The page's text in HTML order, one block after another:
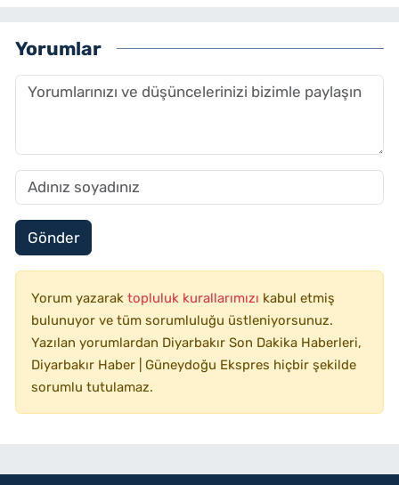
Yorumlar
Gönder
Yorum yazarak topluluk kurallarımızı kabul etmiş
bulunuyor ve tüm sorumluluğu üstleniyorsunuz.
Yazılan yorumlardan Diyarbakır Son Dakika Haberleri,
Diyarbakır Haber | Güneydoğu Ekspres hiçbir şekilde
sorumlu tutulamaz.